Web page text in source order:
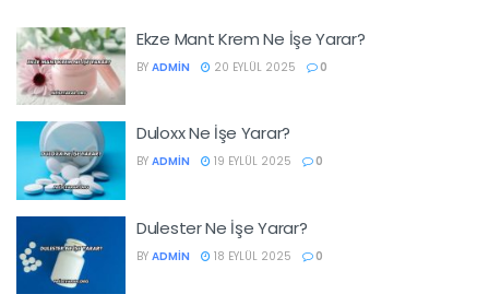
Ekze Mant Krem Ne İşe Yarar?
BY ADMIN 20 EYLÜL 2025 0
Duloxx Ne İşe Yarar?
BY ADMIN 19 EYLÜL 2025 0
Dulester Ne İşe Yarar?
BY ADMIN 18 EYLÜL 2025 0